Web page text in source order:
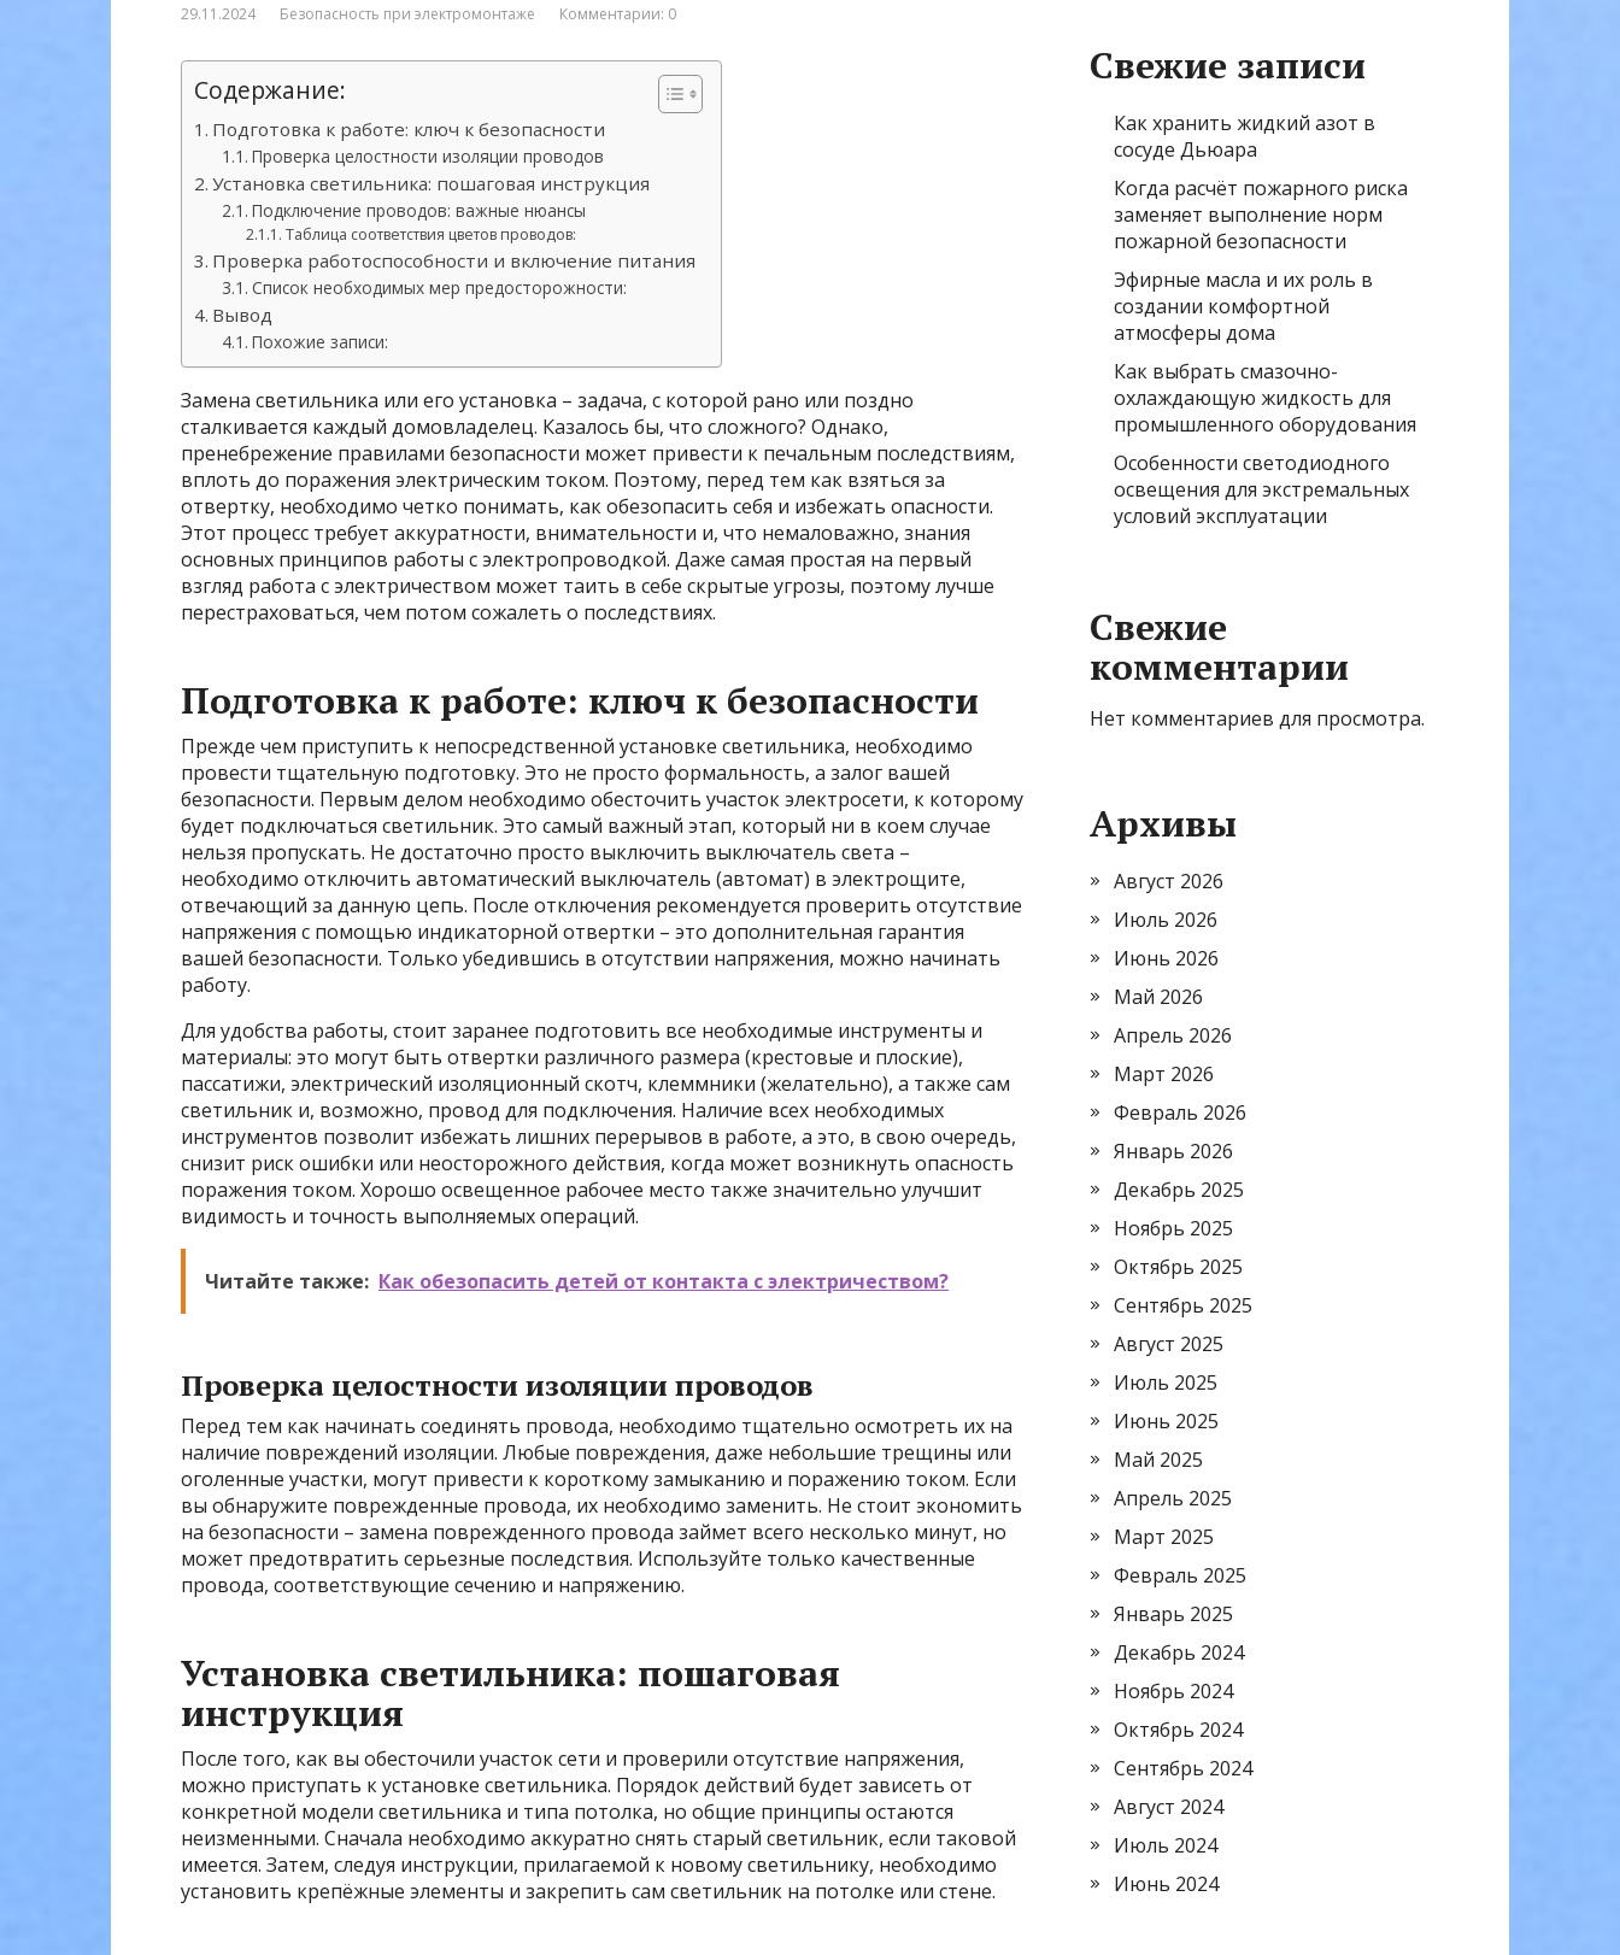
29.11.2024 Безопасность при электромонтаже Комментарии: 0
Содержание:
Подготовка к работе: ключ к безопасности
Проверка целостности изоляции проводов
Установка светильника: пошаговая инструкция
Подключение проводов: важные нюансы
Таблица соответствия цветов проводов:
Проверка работоспособности и включение питания
Список необходимых мер предосторожности:
Вывод
Похожие записи:
Замена светильника или его установка – задача, с которой рано или поздно
сталкивается каждый домовладелец. Казалось бы, что сложного? Однако,
пренебрежение правилами безопасности может привести к печальным последствиям,
вплоть до поражения электрическим током. Поэтому, перед тем как взяться за
отвертку, необходимо четко понимать, как обезопасить себя и избежать опасности.
Этот процесс требует аккуратности, внимательности и, что немаловажно, знания
основных принципов работы с электропроводкой. Даже самая простая на первый
взгляд работа с электричеством может таить в себе скрытые угрозы, поэтому лучше
перестраховаться, чем потом сожалеть о последствиях.
Подготовка к работе: ключ к безопасности
Прежде чем приступить к непосредственной установке светильника, необходимо
провести тщательную подготовку. Это не просто формальность, а залог вашей
безопасности. Первым делом необходимо обесточить участок электросети, к которому
будет подключаться светильник. Это самый важный этап, который ни в коем случае
нельзя пропускать. Не достаточно просто выключить выключатель света –
необходимо отключить автоматический выключатель (автомат) в электрощите,
отвечающий за данную цепь. После отключения рекомендуется проверить отсутствие
напряжения с помощью индикаторной отвертки – это дополнительная гарантия
вашей безопасности. Только убедившись в отсутствии напряжения, можно начинать
работу.
Для удобства работы, стоит заранее подготовить все необходимые инструменты и
материалы: это могут быть отвертки различного размера (крестовые и плоские),
пассатижи, электрический изоляционный скотч, клеммники (желательно), а также сам
светильник и, возможно, провод для подключения. Наличие всех необходимых
инструментов позволит избежать лишних перерывов в работе, а это, в свою очередь,
снизит риск ошибки или неосторожного действия, когда может возникнуть опасность
поражения током. Хорошо освещенное рабочее место также значительно улучшит
видимость и точность выполняемых операций.
Читайте также: Как обезопасить детей от контакта с электричеством?
Проверка целостности изоляции проводов
Перед тем как начинать соединять провода, необходимо тщательно осмотреть их на
наличие повреждений изоляции. Любые повреждения, даже небольшие трещины или
оголенные участки, могут привести к короткому замыканию и поражению током. Если
вы обнаружите поврежденные провода, их необходимо заменить. Не стоит экономить
на безопасности – замена поврежденного провода займет всего несколько минут, но
может предотвратить серьезные последствия. Используйте только качественные
провода, соответствующие сечению и напряжению.
Установка светильника: пошаговая
инструкция
После того, как вы обесточили участок сети и проверили отсутствие напряжения,
можно приступать к установке светильника. Порядок действий будет зависеть от
конкретной модели светильника и типа потолка, но общие принципы остаются
неизменными. Сначала необходимо аккуратно снять старый светильник, если таковой
имеется. Затем, следуя инструкции, прилагаемой к новому светильнику, необходимо
установить крепёжные элементы и закрепить сам светильник на потолке или стене.
Свежие записи
Как хранить жидкий азот в
сосуде Дьюара
Когда расчёт пожарного риска
заменяет выполнение норм
пожарной безопасности
Эфирные масла и их роль в
создании комфортной
атмосферы дома
Как выбрать смазочно-
охлаждающую жидкость для
промышленного оборудования
Особенности светодиодного
освещения для экстремальных
условий эксплуатации
Свежие
комментарии
Нет комментариев для просмотра.
Архивы
Август 2026
Июль 2026
Июнь 2026
Май 2026
Апрель 2026
Март 2026
Февраль 2026
Январь 2026
Декабрь 2025
Ноябрь 2025
Октябрь 2025
Сентябрь 2025
Август 2025
Июль 2025
Июнь 2025
Май 2025
Апрель 2025
Март 2025
Февраль 2025
Январь 2025
Декабрь 2024
Ноябрь 2024
Октябрь 2024
Сентябрь 2024
Август 2024
Июль 2024
Июнь 2024